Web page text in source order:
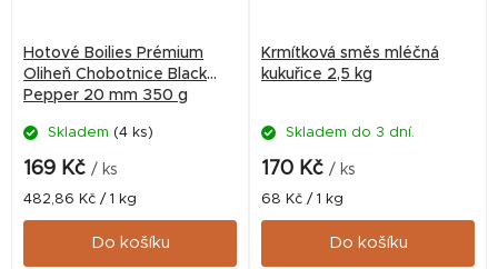
Hotové Boilies Prémium
Oliheň Chobotnice Black
Pepper 20 mm 350 g
Skladem (4 ks)
169 Kč / ks
Měrná
cena:
482,86 Kč / 1 kg
Do košíku
Krmítková směs mléčná
kukuřice 2,5 kg
Skladem do 3 dní.
170 Kč / ks
Měrná
cena:
68 Kč / 1 kg
Do košíku